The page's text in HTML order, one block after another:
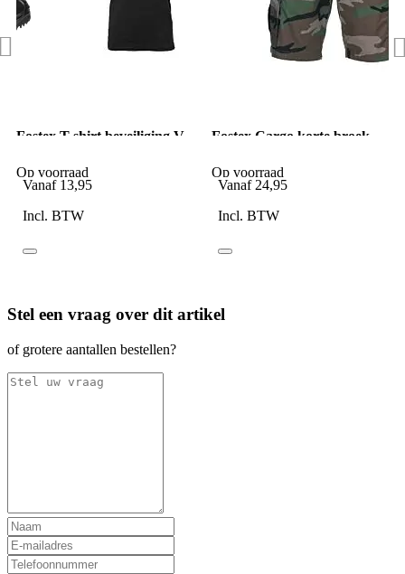
Fostex T-shirt beveiliging V-
Op voorraad
Vanaf 13,95
Incl. BTW
Fostex Cargo korte broek
Op voorraad
Vanaf 24,95
Incl. BTW
Stel een vraag over dit artikel
of grotere aantallen bestellen?